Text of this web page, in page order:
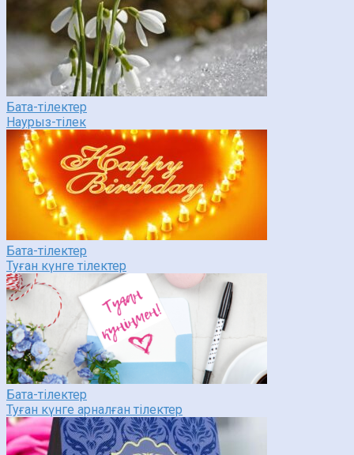
Бата-тілектер
Наурыз-тілек
Бата-тілектер
Туған күнге тілектер
Бата-тілектер
Туған күнге арналған тілектер